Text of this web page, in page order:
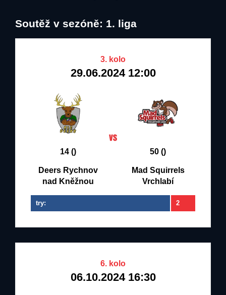
Soutěž v sezóně: 1. liga
3. kolo
29.06.2024 12:00
14 ()
Deers Rychnov
nad Kněžnou
50 ()
Mad Squirrels
Vrchlabí
try: 2
6. kolo
06.10.2024 16:30